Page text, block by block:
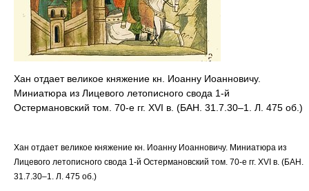
Хан отдает великое княжение кн. Иоанну Иоанновичу.
Миниатюра из Лицевого летописного свода 1-й
Остермановский том. 70-е гг. XVI в. (БАН. 31.7.30–1. Л. 475 об.)
Хан отдает великое княжение кн. Иоанну Иоанновичу. Миниатюра из
Лицевого летописного свода 1-й Остермановский том. 70-е гг. XVI в. (БАН.
31.7.30–1. Л. 475 об.)